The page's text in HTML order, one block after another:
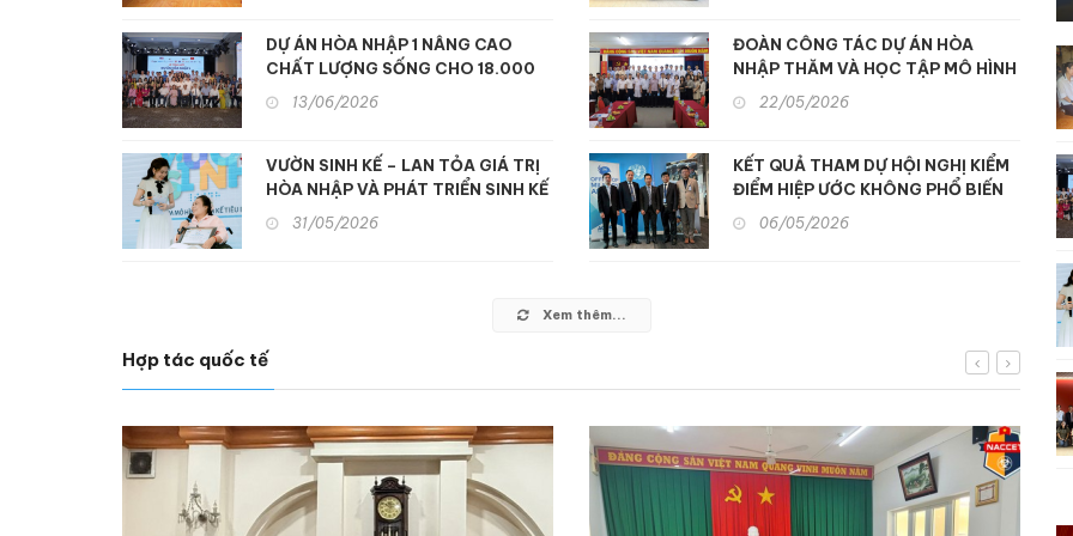
DỰ ÁN HÒA NHẬP 1 NÂNG CAO
CHẤT LƯỢNG SỐNG CHO 18.000
NGƯỜI KHUYẾT TẬT MIỀN TRUNG
13/06/2026
VƯỜN SINH KẾ – LAN TỎA GIÁ TRỊ
HÒA NHẬP VÀ PHÁT TRIỂN SINH KẾ
BỀN VỮNG
31/05/2026
độc da cam tại Nhật Bản
ĐOÀN CÔNG TÁC DỰ ÁN HÒA
NHẬP THĂM VÀ HỌC TẬP MÔ HÌNH
PHỤC HỒI CHỨC NĂNG ĐA NGÀNH
TẠI TP. HỒ CHÍ MINH
22/05/2026
KẾT QUẢ THAM DỰ HỘI NGHỊ KIỂM
ĐIỂM HIỆP ƯỚC KHÔNG PHỔ BIẾN
VŨ KHÍ HẠT NHÂN (NPT) LẦN THỨ
06/05/2026
Xem thêm...
Hợp tác quốc tế